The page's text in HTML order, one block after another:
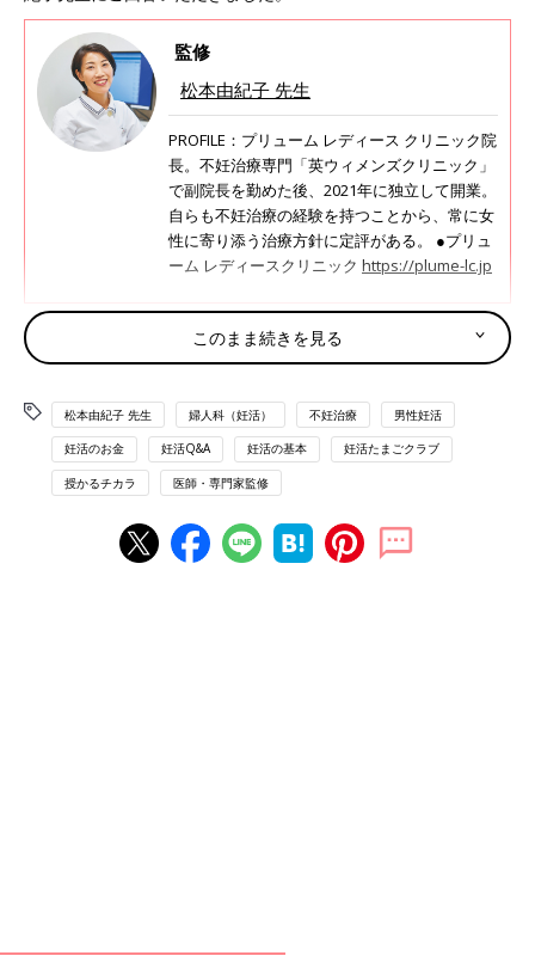
監修
松本由紀子 先生
PROFILE：プリューム レディース クリニック院
長。不妊治療専門「英ウィメンズクリニック」
で副院長を勤めた後、2021年に独立して開業。
自らも不妊治療の経験を持つことから、常に女
性に寄り添う治療方針に定評がある。 ●プリュ
ーム レディースクリニック https://plume-lc.jp
不妊治療クリニックにズバリ聞きました！「健康保険が使える治
療、併用できる治療」 #1
2022-2023」
【ドクター＆ジャーナリスト対談】みん
なが気になる不妊治療保険適用化のこと
を聞いた！
保険適用化によって、これからの不妊治療はど
うなるのか？ 新たに見えてきた課題とは？ 約
このまま続きを見る
松本由紀子 先生 婦人科（妊活） 不妊治療 男性妊活
妊活のお金 妊活Q&A 妊活の基本 妊活たまごクラブ
授かるチカラ 医師・専門家監修